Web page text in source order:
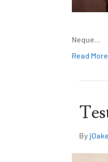
Neque…
Read More
By